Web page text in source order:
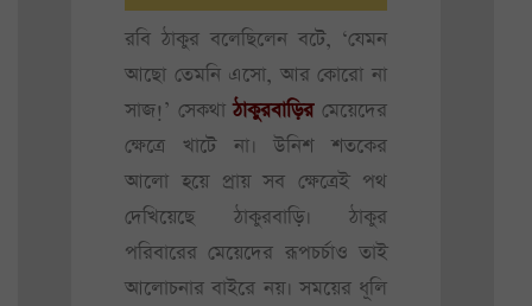
রবি ঠাকুর বলেছিলেন বটে, ‘যেমন
আছো তেমনি এসো, আর কোরো না
সাজ!’ সেকথাঠাকুরবাড়িরমেয়েদের
ক্ষেত্রে খাটে না। উনিশ শতকের
আলো হয়ে প্রায় সব ক্ষেত্রেই পথ
দেখিয়েছে ঠাকুরবাড়ি। ঠাকুর
পরিবারের মেয়েদের রূপচর্চাও তাই
আলোচনার বাইরে নয়। সময়ের ধূলি